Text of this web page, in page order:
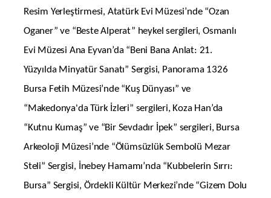
Resim Yerleştirmesi, Atatürk Evi Müzesi’nde “Ozan
Oganer” ve “Beste Alperat” heykel sergileri, Osmanlı
Evi Müzesi Ana Eyvan’da “Beni Bana Anlat: 21.
Yüzyılda Minyatür Sanatı” Sergisi, Panorama 1326
Bursa Fetih Müzesi’nde “Kuş Dünyası” ve
“Makedonya'da Türk İzleri” sergileri, Koza Han’da
“Kutnu Kumaş” ve “Bir Sevdadır İpek” sergileri, Bursa
Arkeoloji Müzesi’nde “Ölümsüzlük Sembolü Mezar
Steli” Sergisi, İnebey Hamamı’nda “Kubbelerin Sırrı:
Bursa” Sergisi, Ördekli Kültür Merkezi’nde “Gizem Dolu